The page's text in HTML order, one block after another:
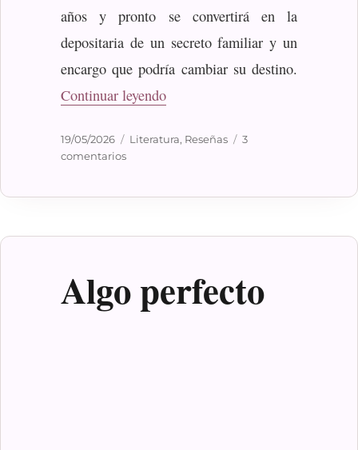
años y pronto se convertirá en la
depositaria de un secreto familiar y un
encargo que podría cambiar su destino.
Continuar leyendo«Mulder, Elisabeth: Alba Grey»
Publicado
el
19/05/2026 Categorías
Literatura, Reseñas
3
comentariosen
Algo perfecto